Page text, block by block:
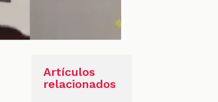
Artículos
relacionados